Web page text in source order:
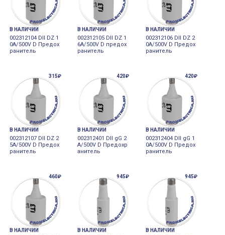
В НАЛИЧИИ
002312104 DII DZ 1
0A/500V D Предох
ранитель
В НАЛИЧИИ
002312105 DII DZ 1
6A/500V D предох
ранитель
В НАЛИЧИИ
002312106 DII DZ 2
0A/500V D Предох
ранитель
315₽
В НАЛИЧИИ
002312107 DII DZ 2
5A/500V D Предох
ранитель
420₽
В НАЛИЧИИ
002312401 DII gG 2
A/500V D Предохр
анитель
420₽
В НАЛИЧИИ
002312404 DII gG 1
0A/500V D Предох
ранитель
460₽
В НАЛИЧИИ
945₽
В НАЛИЧИИ
945₽
В НАЛИЧИИ